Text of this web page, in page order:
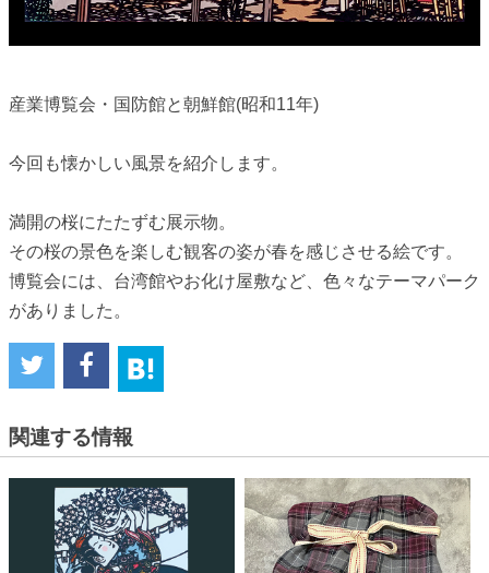
産業博覧会・国防館と朝鮮館(昭和11年)
今回も懐かしい風景を紹介します。
満開の桜にたたずむ展示物。
その桜の景色を楽しむ観客の姿が春を感じさせる絵です。
博覧会には、台湾館やお化け屋敷など、色々なテーマパーク
がありました。
関連する情報